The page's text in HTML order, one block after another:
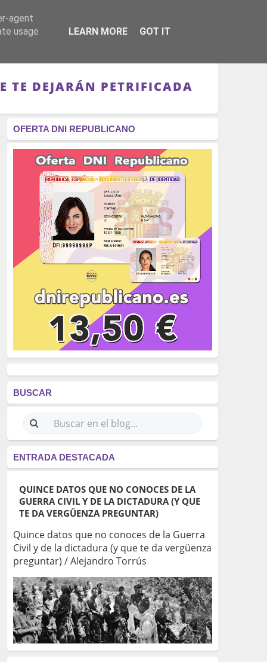
RÉGIMEN - MONARQUÍA
TE DEJARÁN PETRIFICADA
OFERTA DNI REPUBLICANO
BUSCAR
ENTRADA DESTACADA
QUINCE DATOS QUE NO CONOCES DE LA
GUERRA CIVIL Y DE LA DICTADURA (Y QUE
TE DA VERGÜENZA PREGUNTAR)
Quince datos que no conoces de la Guerra
Civil y de la dictadura (y que te da vergüenza
preguntar) / Alejandro Torrús
agent
usage
LEARN MORE GOT IT